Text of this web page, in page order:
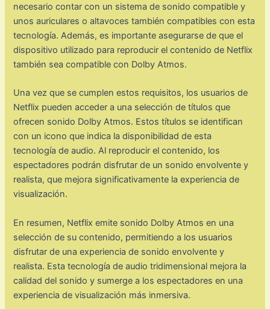
necesario contar con un sistema de sonido compatible y
unos auriculares o altavoces también compatibles con esta
tecnología. Además, es importante asegurarse de que el
dispositivo utilizado para reproducir el contenido de Netflix
también sea compatible con Dolby Atmos.
Una vez que se cumplen estos requisitos, los usuarios de
Netflix pueden acceder a una selección de títulos que
ofrecen sonido Dolby Atmos. Estos títulos se identifican
con un icono que indica la disponibilidad de esta
tecnología de audio. Al reproducir el contenido, los
espectadores podrán disfrutar de un sonido envolvente y
realista, que mejora significativamente la experiencia de
visualización.
En resumen, Netflix emite sonido Dolby Atmos en una
selección de su contenido, permitiendo a los usuarios
disfrutar de una experiencia de sonido envolvente y
realista. Esta tecnología de audio tridimensional mejora la
calidad del sonido y sumerge a los espectadores en una
experiencia de visualización más inmersiva.